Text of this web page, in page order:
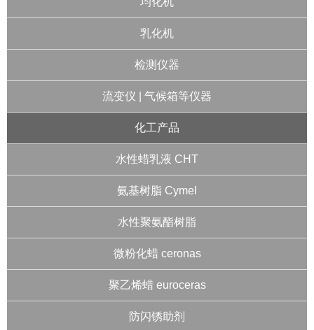
乳化机
检测仪器
流变仪 | 气候箱等仪器
化工产品
水性蜡乳液 CHT
氨基树脂 Cymel
水性聚氨酯树脂
微粉化蜡 ceronas
聚乙烯蜡 euroceras
防闪锈助剂